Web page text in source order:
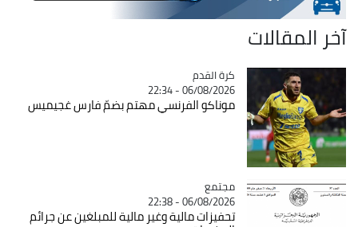
آخر المقالات
Catégorie
كرة القدم
06/08/2026 - 22:34
موناكو الفرنسي مهتم بضمّ فارس غجيميس
Catégorie
مجتمع
06/08/2026 - 22:38
تحفيزات مالية وغير مالية للمبلغين عن جرائم